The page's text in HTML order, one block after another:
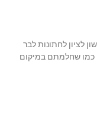
לציון לחתונות לבר
כמו שחלמתם במיקום